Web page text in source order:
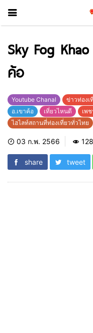
Sky Fog
ค้อ
Youtube Chanal ข่าวท่องเ
อ.เขาค้อ
เที่ยวไหนดี เพ
ไฮไลท์สถานที่ท่องเที่ยวทั่วไทย
03 ก.พ. 2566
share tweet